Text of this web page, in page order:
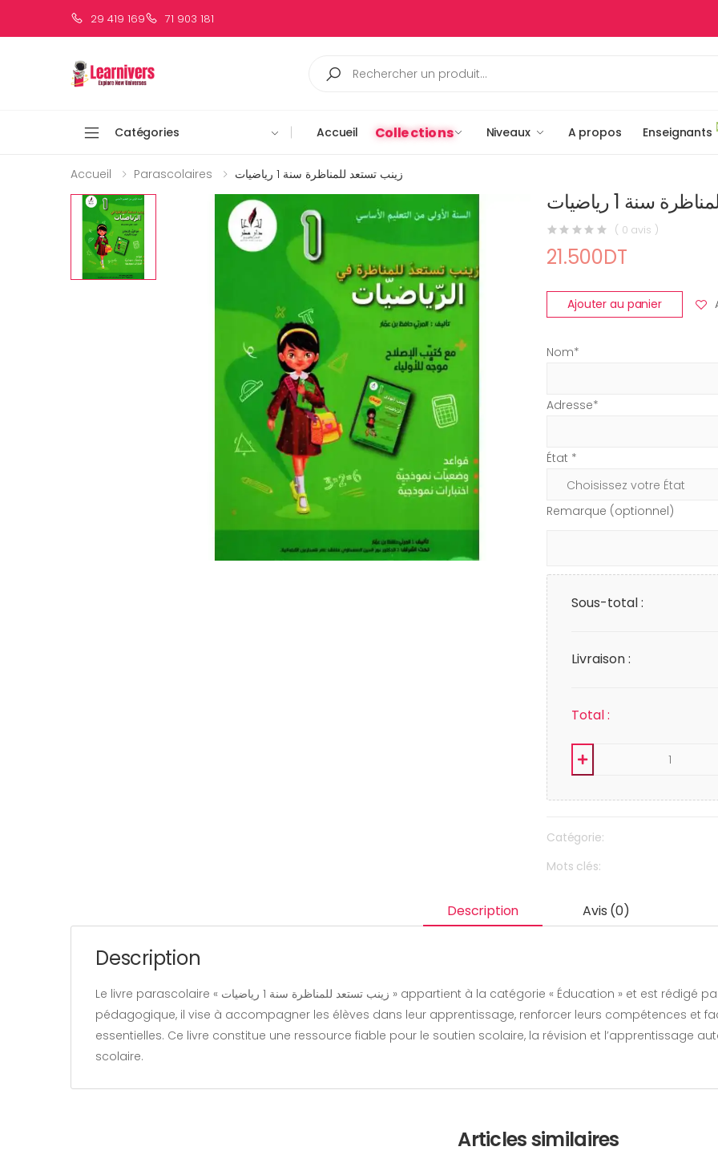
29 419 169 71 903 181
Catégories Accueil Collections Niveaux A propos Enseignants
Accueil Parascolaires زينب تستعد للمناظرة سنة 1 رياضيات
سنة 1 رياضيات
( 0 avis )
21.500DT
Ajouter au panier
Nom*
Adresse*
État *
Remarque (optionnel)
Sous-total :
Livraison :
Total :
Catégorie:
Mots clés:
Description Avis (0)
Description
Le livre parascolaire « زينب تستعد للمناظرة سنة 1 رياضيات » appartient à la catégorie « Éducation » et est rédigé par notre équipe. Conçu comme un support
pédagogique, il vise à accompagner les élèves dans leur apprentissage, renforcer leurs compétences et
essentielles. Ce livre constitue une ressource fiable pour le soutien scolaire, la révision et l’apprentissage
scolaire.
Articles similaires